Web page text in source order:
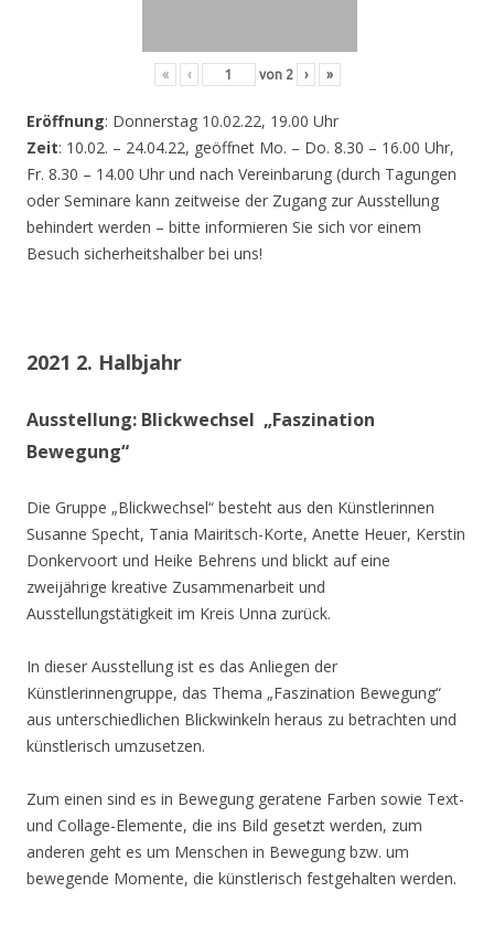
« ‹ von 2 › »
Eröffnung: Donnerstag 10.02.22, 19.00 Uhr
Zeit: 10.02. – 24.04.22, geöffnet Mo. – Do. 8.30 – 16.00 Uhr,
Fr. 8.30 – 14.00 Uhr und nach Vereinbarung (durch Tagungen
oder Seminare kann zeitweise der Zugang zur Ausstellung
behindert werden – bitte informieren Sie sich vor einem
Besuch sicherheitshalber bei uns!
2021 2. Halbjahr
Ausstellung: Blickwechsel „Faszination
Bewegung“
Die Gruppe „Blickwechsel“ besteht aus den Künstlerinnen
Susanne Specht, Tania Mairitsch-Korte, Anette Heuer, Kerstin
Donkervoort und Heike Behrens und blickt auf eine
zweijährige kreative Zusammenarbeit und
Ausstellungstätigkeit im Kreis Unna zurück.
In dieser Ausstellung ist es das Anliegen der
Künstlerinnengruppe, das Thema „Faszination Bewegung“
aus unterschiedlichen Blickwinkeln heraus zu betrachten und
künstlerisch umzusetzen.
Zum einen sind es in Bewegung geratene Farben sowie Text-
und Collage-Elemente, die ins Bild gesetzt werden, zum
anderen geht es um Menschen in Bewegung bzw. um
bewegende Momente, die künstlerisch festgehalten werden.